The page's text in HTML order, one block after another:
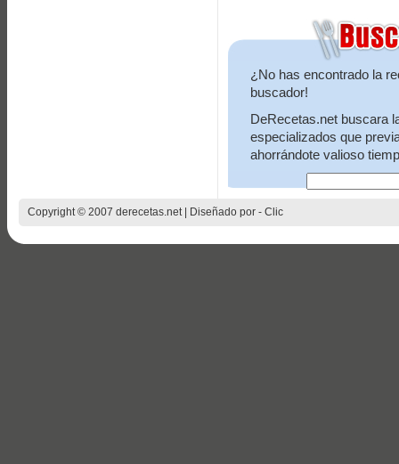
¿No has encontrado la
buscador!
DeRecetas.net buscara
especializados que
ahorrándote valioso
Copyright © 2007 derecetas.net | Diseñado por - Clic